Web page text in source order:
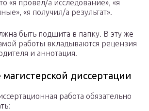
«я провел/а исследование», «я
«я получил/а результат».
быть подшита в папку. В эту же
работы вкладываются рецензия
и аннотация.
диссертации
работа обязательно